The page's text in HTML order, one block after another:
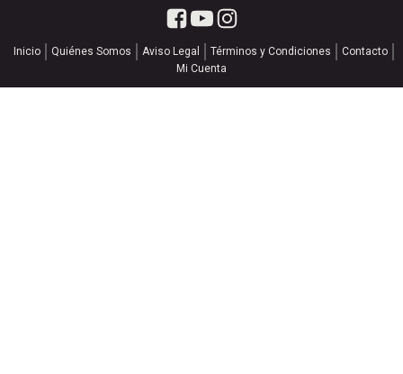
Inicio Quiénes Somos Aviso Legal Términos y Condiciones
Contacto
Mi Cuenta